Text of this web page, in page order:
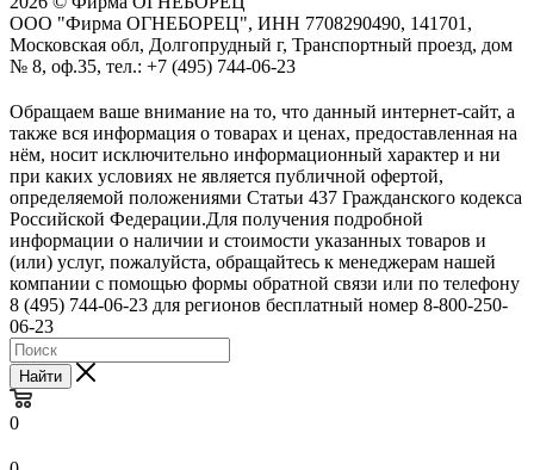
ООО "Фирма ОГНЕБОРЕЦ", ИНН 7708290490, 141701,
Московская обл, Долгопрудный г, Транспортный проезд, дом
№ 8, оф.35, тел.: +7 (495) 744-06-23
Обращаем ваше внимание на то, что данный интернет-сайт, а
также вся информация о товарах и ценах, предоставленная на
нём, носит исключительно информационный характер и ни
при каких условиях не является публичной офертой,
определяемой положениями Статьи 437 Гражданского кодекса
Российской Федерации.Для получения подробной
информации о наличии и стоимости указанных товаров и
(или) услуг, пожалуйста, обращайтесь к менеджерам нашей
компании с помощью формы обратной связи или по телефону
8 (495) 744-06-23 для регионов бесплатный номер 8-800-250-
06-23
Найти
0